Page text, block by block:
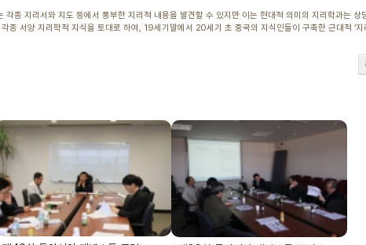
종 지리서와 지도 등에서 풍부한 지리적 내용을 발견할 수 있지만 이는 현대적 의미의 지리학과는 상
서양 지리학적 지식을 토대로 하여, 19세기말에서 20세기 초 중국의 지식인들이 구축한 근대적 ‘지